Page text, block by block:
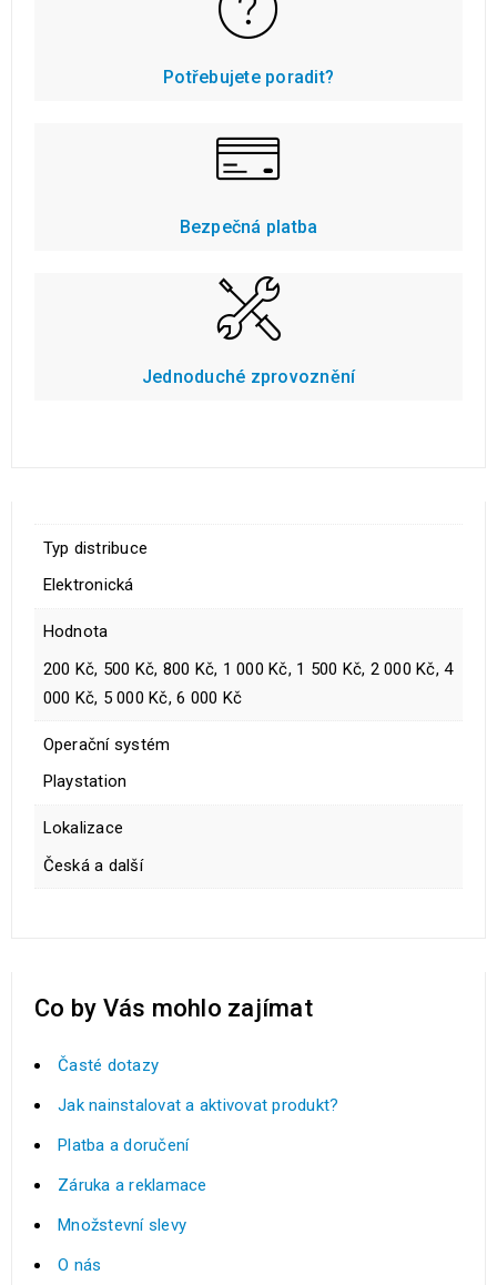
Potřebujete poradit?
Bezpečná platba
Jednoduché zprovoznění
Typ distribuce
Elektronická
Hodnota
200 Kč, 500 Kč, 800 Kč, 1 000 Kč, 1 500 Kč, 2 000 Kč, 4
000 Kč, 5 000 Kč, 6 000 Kč
Operační systém
Playstation
Lokalizace
Česká a další
Co by Vás mohlo zajímat
Časté dotazy
Jak nainstalovat a aktivovat produkt?
Platba a doručení
Záruka a reklamace
Množstevní slevy
O nás